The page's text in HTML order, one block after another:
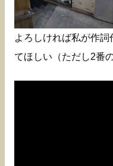
よろしければ私が作
てほしい（ただし2番